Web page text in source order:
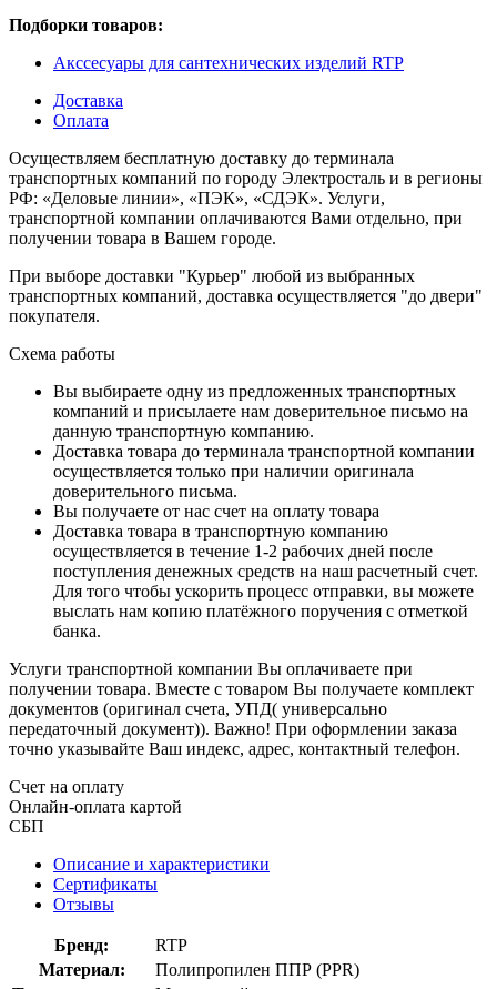
Подборки товаров:
Акссесуары для сантехнических изделий RTP
Доставка
Оплата
Осуществляем бесплатную доставку до терминала
транспортных компаний по городу Электросталь и в регионы
РФ: «Деловые линии», «ПЭК», «СДЭК». Услуги,
транспортной компании оплачиваются Вами отдельно, при
получении товара в Вашем городе.
При выборе доставки "Курьер" любой из выбранных
транспортных компаний, доставка осуществляется "до двери"
покупателя.
Схема работы
Вы выбираете одну из предложенных транспортных
компаний и присылаете нам доверительное письмо на
данную транспортную компанию.
Доставка товара до терминала транспортной компании
осуществляется только при наличии оригинала
доверительного письма.
Вы получаете от нас счет на оплату товара
Доставка товара в транспортную компанию
осуществляется в течение 1-2 рабочих дней после
поступления денежных средств на наш расчетный счет.
Для того чтобы ускорить процесс отправки, вы можете
выслать нам копию платёжного поручения с отметкой
банка.
Услуги транспортной компании Вы оплачиваете при
получении товара. Вместе с товаром Вы получаете комплект
документов (оригинал счета, УПД( универсально
передаточный документ)). Важно! При оформлении заказа
точно указывайте Ваш индекс, адрес, контактный телефон.
Счет на оплату
Онлайн-оплата картой
СБП
Описание и характеристики
Сертификаты
Отзывы
Бренд:
RTP
Материал:
Полипропилен ППР (PPR)